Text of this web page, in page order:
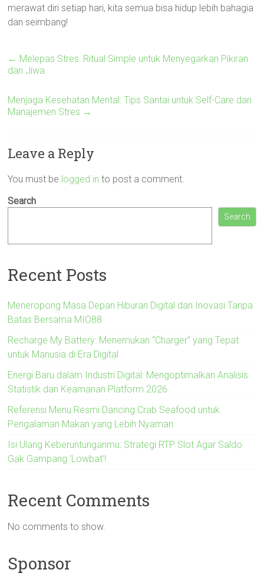
merawat diri setiap hari, kita semua bisa hidup lebih bahagia
dan seimbang!
← Melepas Stres: Ritual Simple untuk Menyegarkan Pikiran
dan Jiwa
Menjaga Kesehatan Mental: Tips Santai untuk Self-Care dan
Manajemen Stres →
Leave a Reply
You must be logged in to post a comment.
Search
Search
Recent Posts
Meneropong Masa Depan Hiburan Digital dan Inovasi Tanpa
Batas Bersama MIO88
Recharge My Battery: Menemukan “Charger” yang Tepat
untuk Manusia di Era Digital
Energi Baru dalam Industri Digital: Mengoptimalkan Analisis
Statistik dan Keamanan Platform 2026
Referensi Menu Resmi Dancing Crab Seafood untuk
Pengalaman Makan yang Lebih Nyaman
Isi Ulang Keberuntunganmu: Strategi RTP Slot Agar Saldo
Gak Gampang ‘Lowbat’!
Recent Comments
No comments to show.
Sponsor